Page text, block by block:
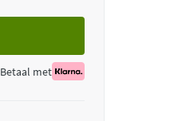
Betaal met